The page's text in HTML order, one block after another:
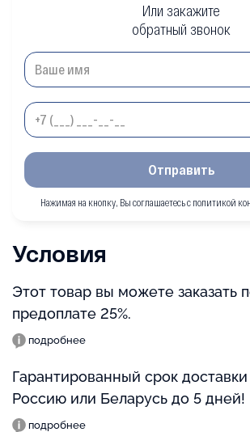
Или закажите
обратный звонок
Отправить
Нажимая на кнопку, Вы соглашаетесь с политикой
Условия
Этот товар вы можете заказать
предоплате 25%.
подробнее
Гарантированный срок доставки
Россию или Беларусь до 5 дней!
подробнее